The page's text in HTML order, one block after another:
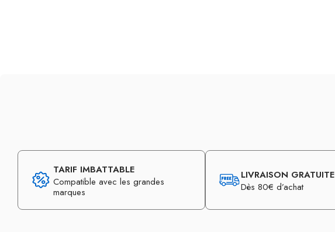
TARIF IMBATTABLE
Compatible avec les grandes
marques
LIVRAISON GRATUITE
Dès 80€ d’achat